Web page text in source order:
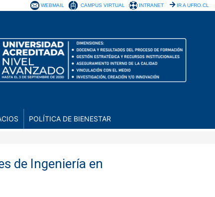
WEBMAIL CAMPUS VIRTUAL INTRANET IR A UFRO.CL
POLÍTICA DE BIENESTAR
de Ingeniería en